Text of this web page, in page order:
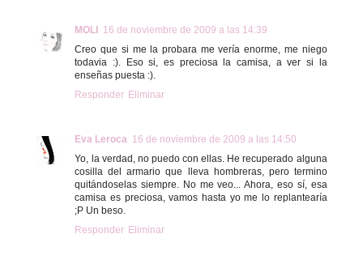
MOLI
16 de noviembre de 2009 a las 14:39
Creo que si me la probara me vería enorme, me niego
todavia :). Eso si, es preciosa la camisa, a ver si la
enseñas puesta :).
Responder Eliminar
Eva Leroca 16 de noviembre de 2009 a las 14:50
Yo, la verdad, no puedo con ellas. He recuperado alguna
cosilla del armario que lleva hombreras, pero termino
quitándoselas siempre. No me veo... Ahora, eso sí, esa
camisa es preciosa, vamos hasta yo me lo replantearía
;P Un beso.
Responder Eliminar